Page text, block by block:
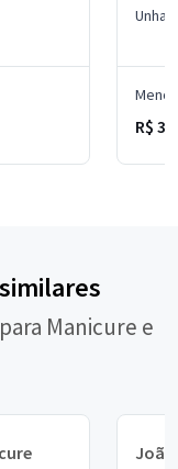
Unha
R$
Manicure e